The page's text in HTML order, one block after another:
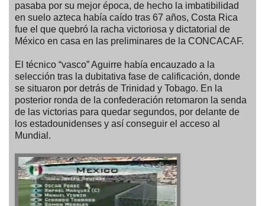
pasaba por su mejor época, de hecho la imbatibilidad
en suelo azteca había caído tras 67 años, Costa Rica
fue el que quebró la racha victoriosa y dictatorial de
México en casa en las preliminares de la CONCACAF.
El técnico “vasco” Aguirre había encauzado a la
selección tras la dubitativa fase de calificación, donde
se situaron por detrás de Trinidad y Tobago. En la
posterior ronda de la confederación retomaron la senda
de las victorias para quedar segundos, por delante de
los estadounidenses y así conseguir el acceso al
Mundial.